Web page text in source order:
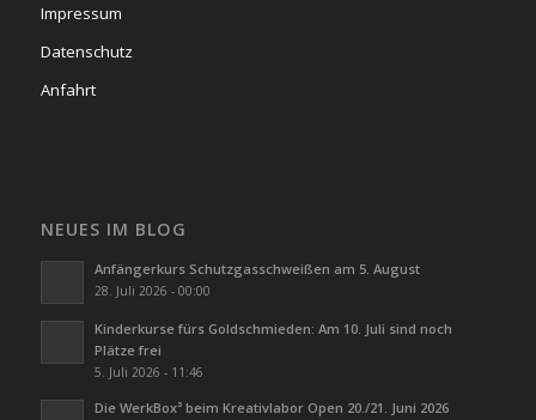
Impressum
Datenschutz
Anfahrt
NEUES IM BLOG
Anfängerkurs Schutzgasschweißen am 5. August
28. Juli 2026 - 00:00
Kinderkurse fürs Goldschmieden: Am 10. Juli sind noch
Plätze frei
5. Juli 2026 - 11:46
Die WerkBox³ beim Kreativlabor Open 20./21. Juni 2026